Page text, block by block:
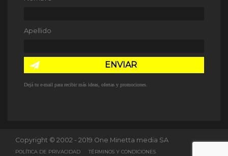
Apellido
ENVIAR
Dejá tu e-mail para recibir más ideas, ofertas y promociones.
Copyright © 2002 - 2019 One Minetta media SA
POLÍTICA DE PRIVACIDAD TÉRMINOS Y CONDICIONES